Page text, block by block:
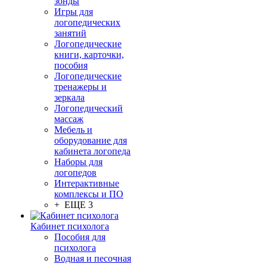
Игры для
логопедических
занятий
Логопедические
книги, карточки,
пособия
Логопедические
тренажеры и
зеркала
Логопедический
массаж
Мебель и
оборудование для
кабинета логопеда
Наборы для
логопедов
Интерактивные
комплексы и ПО
+ ЕЩЕ 3
Кабинет психолога
Пособия для
психолога
Водная и песочная